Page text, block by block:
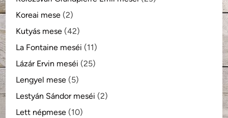
Koreai mese (2)
Kutyás mese (42)
La Fontaine meséi (11)
Lázár Ervin meséi (25)
Lengyel mese (5)
Lestyán Sándor meséi (2)
Lett népmese (10)